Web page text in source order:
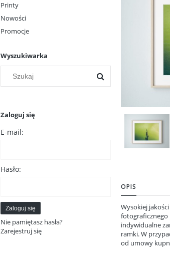
Printy
Nowości
Promocje
Wyszukiwarka
Zaloguj się
E-mail:
Hasło:
Zaloguj się
Nie pamiętasz hasła?
Zarejestruj się
OPIS
Wysokiej
fotograficznego
indywidualne
ramki. W
od umowy